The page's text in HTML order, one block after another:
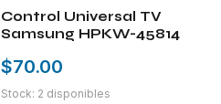
Control Universal TV
Samsung HPKW-45814
$70.00
Stock: 2 disponibles